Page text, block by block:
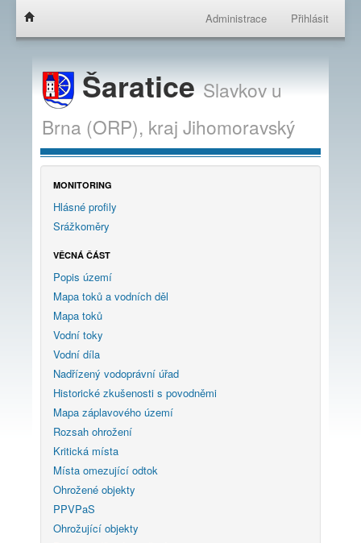
Administrace Přihlásit
ŠaraticeSlavkov u
Brna (ORP), kraj Jihomoravský
MONITORING
Hlásné profily
Srážkoměry
VĚCNÁ ČÁST
Popis území
Mapa toků a vodních děl
Mapa toků
Vodní toky
Vodní díla
Nadřízený vodoprávní úřad
Historické zkušenosti s povodněmi
Mapa záplavového území
Rozsah ohrožení
Kritická místa
Místa omezující odtok
Ohrožené objekty
PPVPaS
Ohrožující objekty